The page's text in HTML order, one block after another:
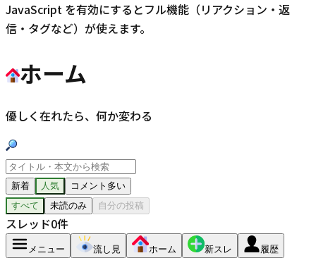
JavaScript を有効にするとフル機能（リアクション・返
信・タグなど）が使えます。
ホーム
優しく在れたら、何か変わる
新着 人気
コメント多い
すべて
未読のみ 自分の投稿
スレッド0件
メニュー 流し見 ホーム 新スレ 履歴